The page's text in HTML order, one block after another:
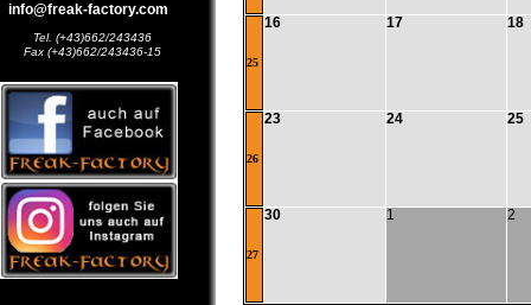
info@freak-factory.com
Tel. (+43)662/243436
Fax (+43)662/243436-15
25
16 17 18
26
23 24 25
27
30 1 2